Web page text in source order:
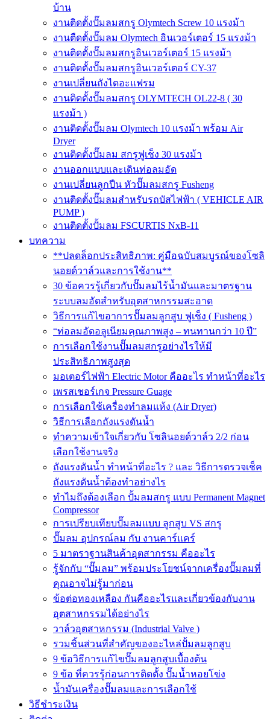
บ้าน
งานติดตั้งปั๊มลมสกรู Olymtech Screw 10 แรงม้า
งานตืดตั้งปั๊มลม Olymtech อินเวอร์เตอร์ 15 แรงม้า
งานติดตั้งปั๊มลมสกรูอินเวอร์เตอร์ 15 แรงม้า
งานติดตั้งปั๊มลมสกรูอินเวอร์เตอร์ CY-37
งานเปลี่ยนถังไดอะแฟรม
งานติดตั้งปั๊มลมสกรู OLYMTECH OL22-8 ( 30
แรงม้า )
งานติดตั้งปั๊มลม Olymtech 10 แรงม้า พร้อม Air
Dryer
งานติดตั้งปั๊มลม สกรูฟูเช็ง 30 แรงม้า
งานออกแบบและเดินท่อลมอัด
งานเปลี่ยนลูกปืน หัวปั๊มลมสกรู Fusheng
งานติดตั้งปั๊มลมสำหรับรถบัสไฟฟ้า ( VEHICLE AIR
PUMP )
งานติดตั้งปั้มลม FSCURTIS NxB-11
บทความ
**ปลดล็อกประสิทธิภาพ: คู่มือฉบับสมบูรณ์ของโซลิ
นอยด์วาล์วและการใช้งาน**
30 ข้อควรรู้เกี่ยวกับปั๊มลมไร้น้ำมันและมาตรฐาน
ระบบลมอัดสำหรับอุตสาหกรรมสะอาด
วิธีการแก้ไขอาการปั๊มลมลูกสูบ ฟูเช็ง ( Fusheng )
“ท่อลมอัดอลูเนียมคุณภาพสูง – ทนทานกว่า 10 ปี”
การเลือกใช้งานปั๊มลมสกรูอย่างไรให้มี
ประสิทธิภาพสูงสุด
มอเตอร์ไฟฟ้า Electric Motor คืออะไร ทำหน้าที่อะไร
เพรสเชอร์เกจ Pressure Guage
การเลือกใช้เครื่องทำลมแห้ง (Air Dryer)
วิธีการเลือกถังแรงดันน้ำ
ทำความเข้าใจเกี่ยวกับ โซลินอยด์วาล์ว 2/2 ก่อน
เลือกใช้งานจริง
ถังแรงดันน้ำ ทำหน้าที่อะไร ? และ วิธีการตรวจเช็ค
ถังแรงดันน้ำต้องทำอย่างไร
ทำไมถึงต้องเลือก ปั้มลมสกรู แบบ Permanent Magnet
Compressor
การเปรียบเทียบปั๊มลมแบบ ลูกสูบ VS สกรู
ปั๊มลม อุปกรณ์ลม กับ งานคาร์แคร์
5 มาตราฐานสินค้าอุตสากรรม คืออะไร
รู้จักกับ “ปั๊มลม” พร้อมประโยชน์จากเครื่องปั๊มลมที่
คุณอาจไม่รู้มาก่อน
ข้อต่อทองเหลือง กันคืออะไรและเกี่ยวข้องกับงาน
อุตสาหกรรมได้อย่างไร
วาล์วอุตสาหกรรม (Industrial Valve )
รวมชิ้นส่วนที่สำคัญของอะไหล่ปั้มลมลูกสูบ
9 ข้อวิธีการแก้ไขปั๊มลมลูกสูบเบื้องต้น
9 ข้อ ที่ควรรู้ก่อนการติดตั้ง ปั๊มน้ำหอยโข่ง
น้ำมันเครื่องปั๊มลมและการเลือกใช้
วิธีชำระเงิน